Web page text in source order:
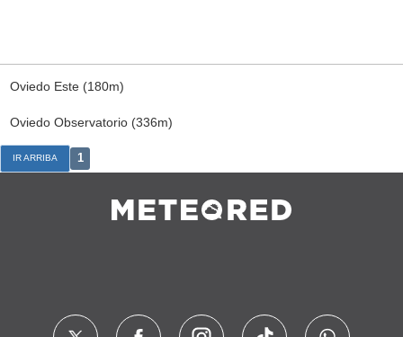
Oviedo Este (180m)
Oviedo Observatorio (336m)
IR ARRIBA 1